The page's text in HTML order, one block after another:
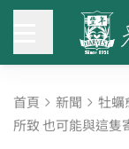
首頁 新聞 牡
所致 也可能與這